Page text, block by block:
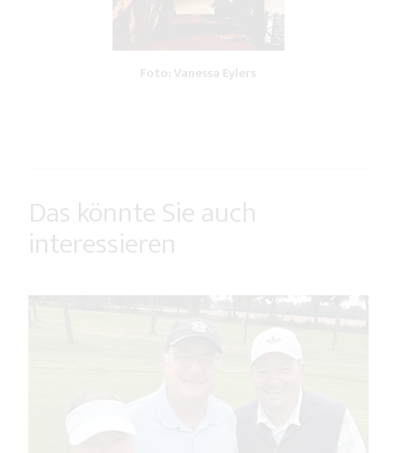
Foto: Vanessa Eylers
Das könnte Sie auch
interessieren